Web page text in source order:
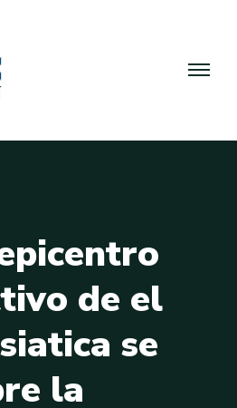
picentro
tivo de el
siatica se
re la